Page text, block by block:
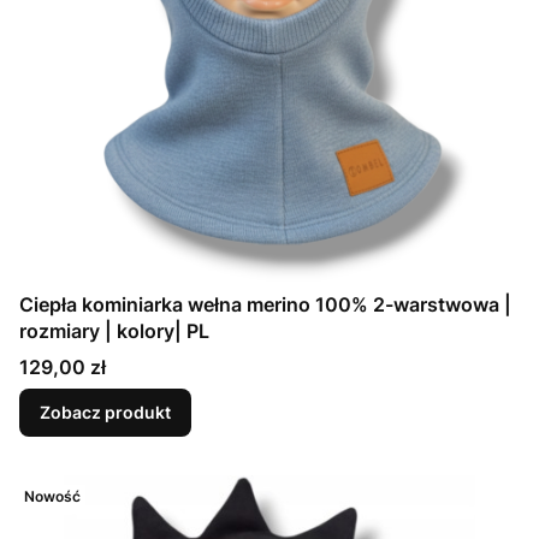
Ciepła kominiarka wełna merino 100% 2-warstwowa |
rozmiary | kolory| PL
Cena
129,00 zł
Zobacz produkt
Nowość